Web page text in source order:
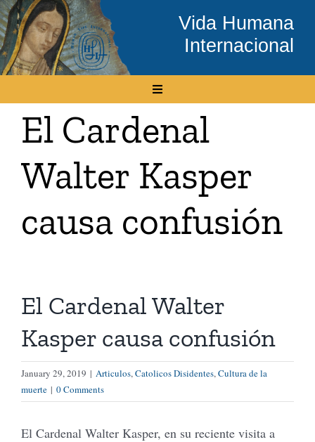
Skip
to
content
Vida Humana
Internacional
Toggle
Inicio
Conócenos
Temas
Media
Buscar
El Cardenal
Walter Kasper
causa confusión
El Cardenal Walter
Kasper causa confusión
January 29, 2019 | Articulos, Catolicos Disidentes, Cultura de la
muerte | 0 Comments
El Cardenal Walter Kasper, en su reciente visita a